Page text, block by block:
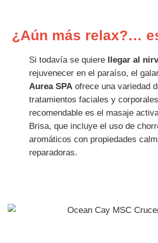
¿Aún más relax?…
Si todavía se quiere llegar al
rejuvenecer en el paraíso, el
Aurea SPAofrece una variedad
tratamientos faciales y
recomendable es el masaje
Brisa, que incluye el uso de
aromáticos con propiedades
reparadoras.